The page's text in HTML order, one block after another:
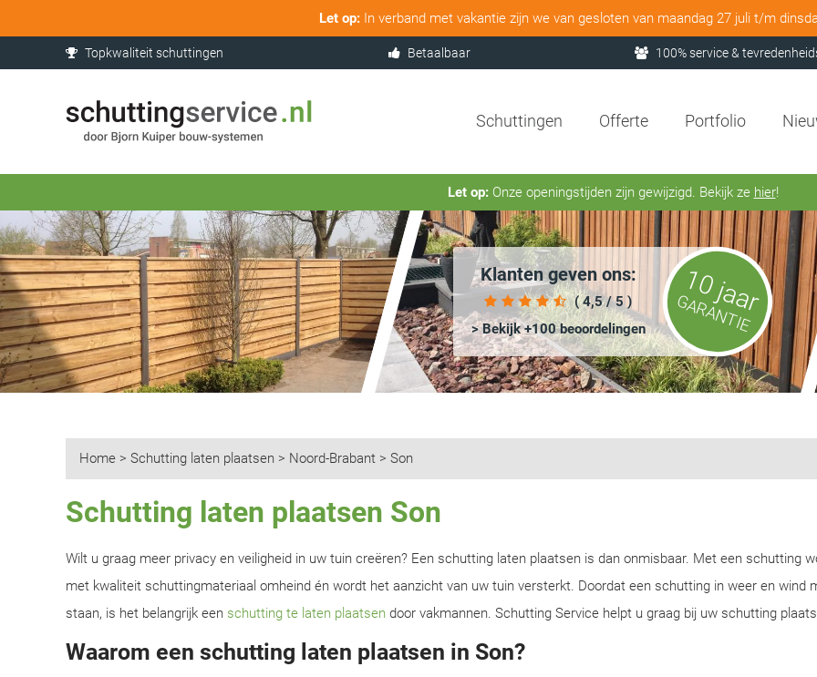
Let op:In verband met vakantie zijn we van gesloten van maandag 27 juli t/m
Topkwaliteit schuttingen Betaalbaar 100% service &
Schuttingen Offerte Portfolio
Let op:Onze openingstijden zijn gewijzigd. Bekijk ze hier!
Klanten geven ons:
( 4,5 / 5 )
> Bekijk +100 beoordelingen
10 jaar
GARANTIE
Home > Schutting laten plaatsen > Noord-Brabant > Son
Schutting laten plaatsen Son
Wilt u graag meer privacy en veiligheid in uw tuin creëren? Een schutting laten plaatsen is dan onmisbaar. Met een schutting
met kwaliteit schuttingmateriaal omheind én wordt het aanzicht van uw tuin versterkt. Doordat een schutting in weer en wind
staan, is het belangrijk een schutting te laten plaatsen door vakmannen. Schutting Service helpt u graag bij uw schutting
Waarom een schutting laten plaatsen in Son?